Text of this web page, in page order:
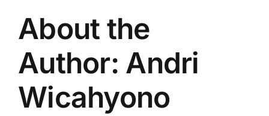
About the
Author: Andri
Wicahyono